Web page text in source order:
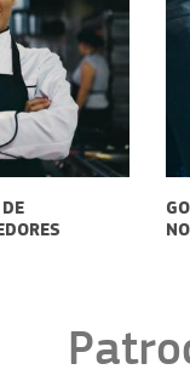
QUE VAI AJUDAR